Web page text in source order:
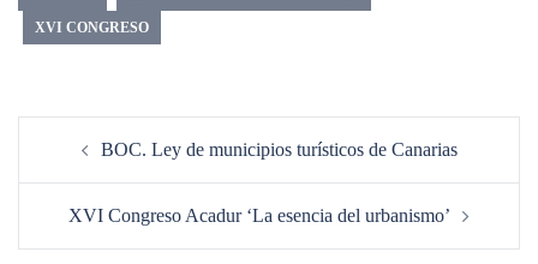
XVI CONGRESO
BOC. Ley de municipios turísticos de Canarias
XVI Congreso Acadur ‘La esencia del urbanismo’